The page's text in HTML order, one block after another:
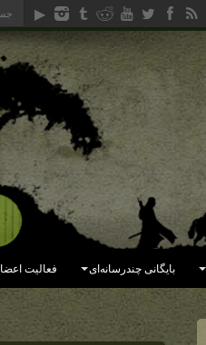
بایگانی چندرسانه‌ای فعالیت اعضا